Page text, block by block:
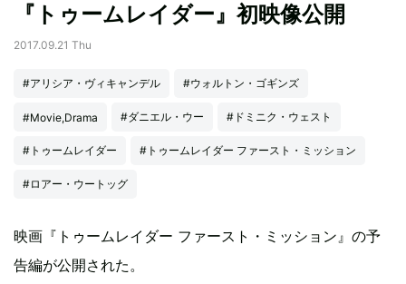
『トゥームレイダー』初映像公開
2017.09.21 Thu
#アリシア・ヴィキャンデル #ウォルトン・ゴギンズ
#Movie,Drama #ダニエル・ウー #ドミニク・ウェスト
#トゥームレイダー #トゥームレイダー ファースト・ミッション
#ロアー・ウートッグ
映画『トゥームレイダー ファースト・ミッション』の予
告編が公開された。